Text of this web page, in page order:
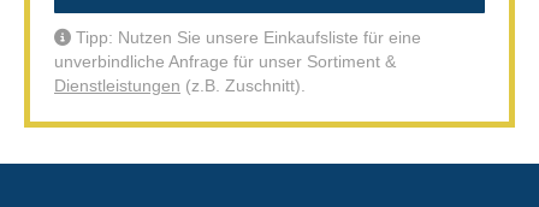
Tipp: Nutzen Sie unsere Einkaufsliste für eine
unverbindliche Anfrage für unser Sortiment &
Dienstleistungen (z.B. Zuschnitt).